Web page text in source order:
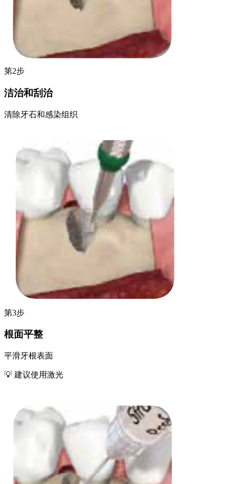
第2步
洁治和刮治
清除牙石和感染组织
第3步
根面平整
平滑牙根表面
💡 建议使用激光